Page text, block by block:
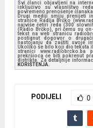
Svi članci objavljeni na
isključivo su vlasništvo
povremeno prenošenje
Drugi mediji smiju prenijeti
stranice Radija Brčko
najviše četiri reda (300
(Radio Brčko), pri čemu su
tekst na web stranicu
postignut dogovor o
nastojanju da zaštiti svoje
Ukoliko se bilo koji dio teksta
stranici
prekršioca će biti pokrenut
distrikta. Za detaljnije
KORIŠTENJA.
PODIJELI 0